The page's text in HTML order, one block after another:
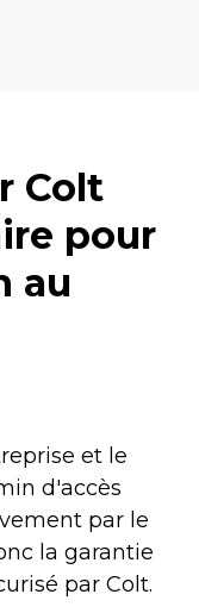
Colt
pour
au
et le
d'accès
par le
la garantie
par Colt.